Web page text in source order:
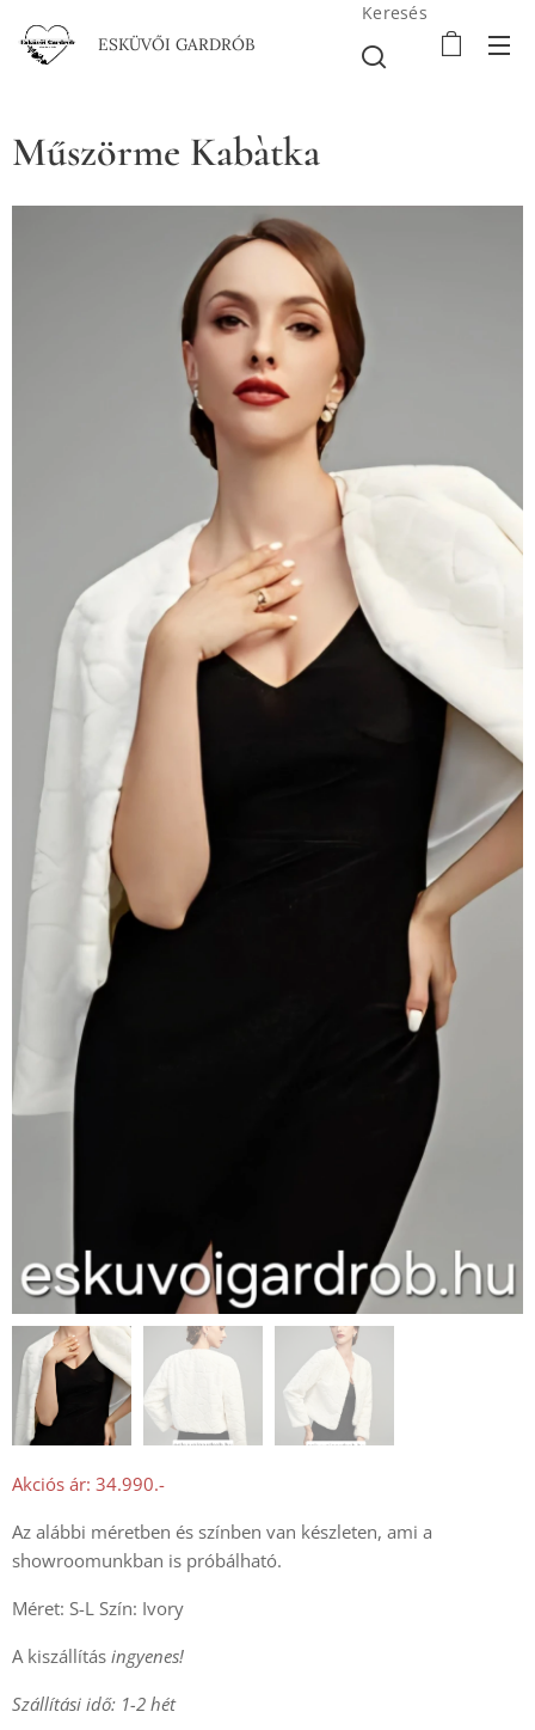
ESKÜVŐI GARDRÓB
Keresés
Műszörme Kabàtka
Akciós ár: 34.990.-
Az alábbi méretben és színben van készleten, ami a
showroomunkban is próbálható.
Méret: S-L Szín: Ivory
A kiszállítás ingyenes!
Szállítási idő: 1-2 hét